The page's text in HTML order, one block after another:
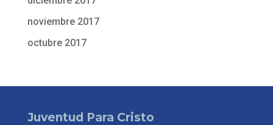
noviembre 2017
octubre 2017
Juventud Para Cristo